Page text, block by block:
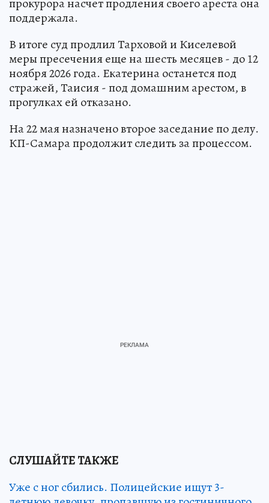
прокурора насчет продления своего ареста она
поддержала.
В итоге суд продлил Тарховой и Киселевой
меры пресечения еще на шесть месяцев - до 12
ноября 2026 года. Екатерина останется под
стражей, Таисия - под домашним арестом, в
прогулках ей отказано.
На 22 мая назначено второе заседание по делу.
КП-Самара продолжит следить за процессом.
СЛУШАЙТЕ ТАКЖЕ
Уже с ног сбились. Полицейские ищут 3-